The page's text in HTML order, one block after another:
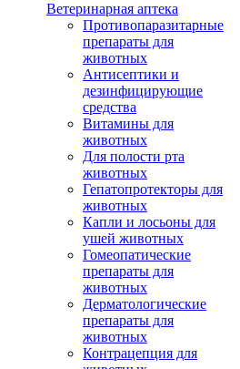
Ветеринарная аптека
Противопаразитарные
препараты для
животных
Антисептики и
дезинфицирующие
средства
Витамины для
животных
Для полости рта
животных
Гепатопротекторы для
животных
Капли и лосьоны для
ушей животных
Гомеопатические
препараты для
животных
Дерматологические
препараты для
животных
Контрацепция для